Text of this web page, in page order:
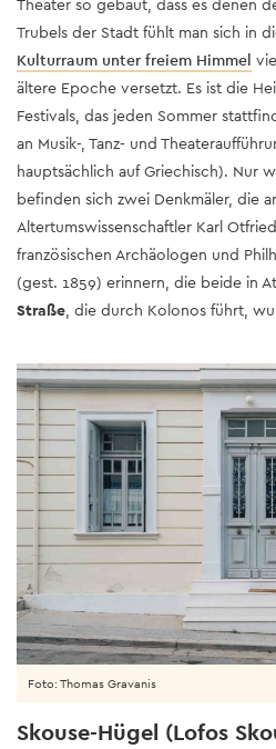
Theater so gebaut, dass es denen
Trubels der Stadt fühlt man sich in
Kulturraum unter freiem Himmel
ältere Epoche versetzt. Es ist die
Festivals, das jeden Sommer
an Musik-, Tanz- und
hauptsächlich auf Griechisch). Nur
befinden sich zwei Denkmäler, die
Altertumswissenschaftler Karl
französischen Archäologen und
(gest. 1859) erinnern, die beide in
Straße, die durch Kolonos führt,
Foto: Thomas Gravanis
Skouse-Hügel (Lofos